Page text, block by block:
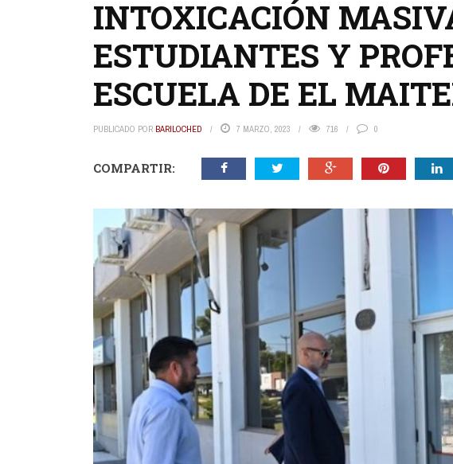
INTOXICACIÓN
ESTUDIANTES Y
ESCUELA DE EL
PUBLICADO POR BARILOCHED 7 MARZO, 2023 716 0
COMPARTIR: